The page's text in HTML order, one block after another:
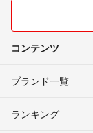
コンテンツ
ブランド一覧
ランキング